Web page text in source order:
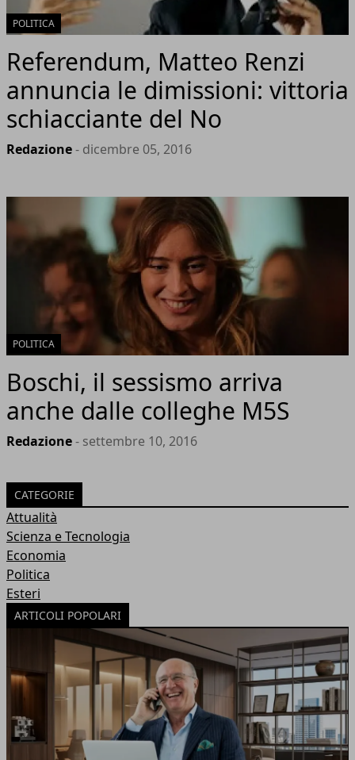
POLITICA
Referendum, Matteo Renzi
annuncia le dimissioni: vittoria
schiacciante del No
Redazione- dicembre 05, 2016
POLITICA
Boschi, il sessismo arriva
anche dalle colleghe M5S
Redazione- settembre 10, 2016
CATEGORIE
Attualità
Scienza e Tecnologia
Economia
Politica
Esteri
ARTICOLI POPOLARI